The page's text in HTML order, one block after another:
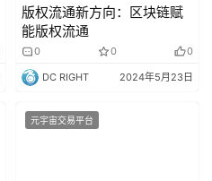
版权流通新方向：区块链赋
能版权流通
0 0 0
DC RIGHT 2024年5月23日
元宇宙交易平台